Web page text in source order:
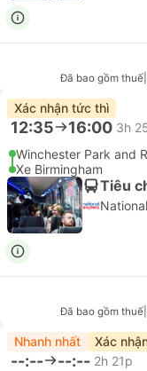
Đã bao gồm thuế
Xác nhận tức thì
12:35 16:00 3h
Winchester Park and
Xe Birmingham
Tiêu
Đã bao gồm thuế
Nhanh nhất Xác
--:-- --:-- 2h 21p